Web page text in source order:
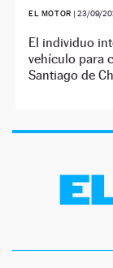
EL MOTOR | 23/09/
El individuo
vehículo para
Santiago de